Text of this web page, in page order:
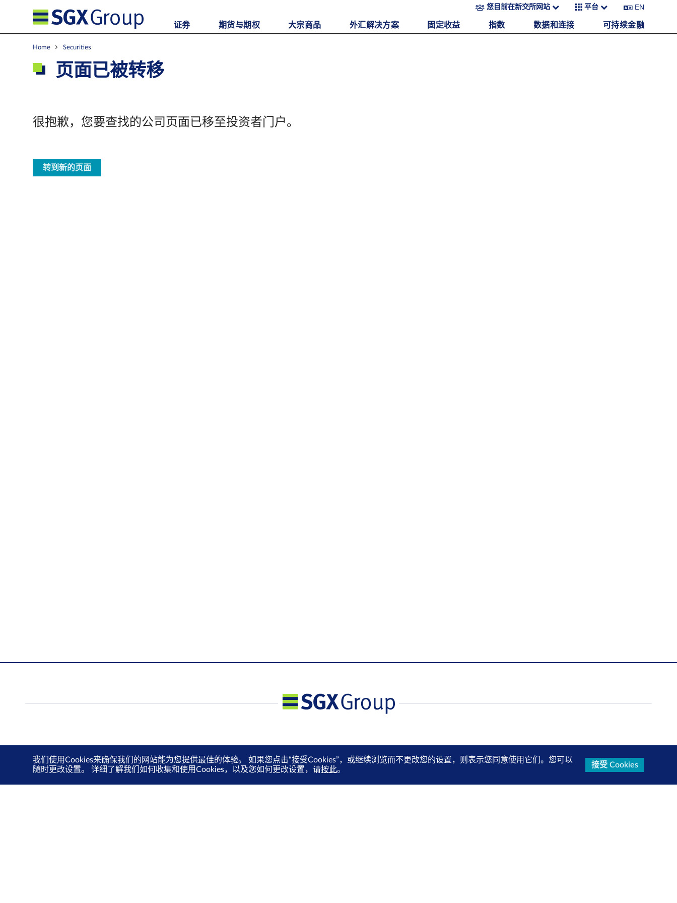
您目前在新交所网站 平台 EN
证券 期货与期权 大宗商品 外汇解决方案 固定收益 指数 数据和连接 可持续金融
Home Securities
页面已被转移
很抱歉，您要查找的公司页面已移至投资者门户。
转到新的页面
我们使用Cookies来确保我们的网站能为您提供最佳的体验。 如果您点击“接受Cookies”，或继续浏览而不更改您的设置，则表示您同意使用它们。您可以
随时更改设置。 详细了解我们如何收集和使用Cookies，以及您如何更改设置，请按此。
接受 Cookies